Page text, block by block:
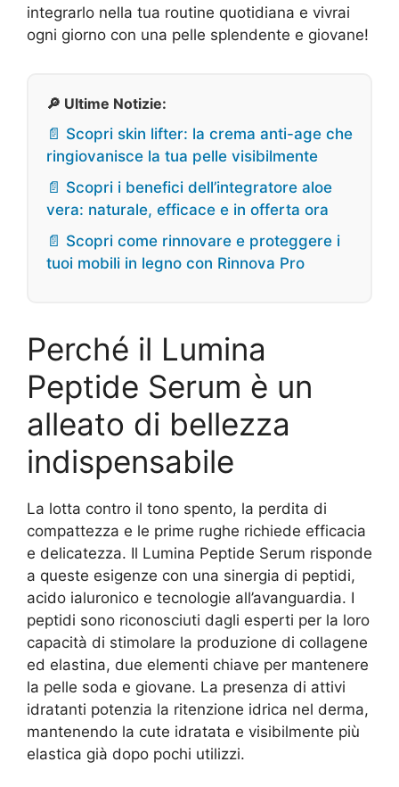
integrarlo nella tua routine quotidiana e vivrai
ogni giorno con una pelle splendente e giovane!
🔎 Ultime Notizie:
📄 Scopri skin lifter: la crema anti-age che
ringiovanisce la tua pelle visibilmente
📄 Scopri i benefici dell’integratore aloe
vera: naturale, efficace e in offerta ora
📄 Scopri come rinnovare e proteggere i
tuoi mobili in legno con Rinnova Pro
Perché il Lumina
Peptide Serum è un
alleato di bellezza
indispensabile
La lotta contro il tono spento, la perdita di
compattezza e le prime rughe richiede efficacia
e delicatezza. Il Lumina Peptide Serum risponde
a queste esigenze con una sinergia di peptidi,
acido ialuronico e tecnologie all’avanguardia. I
peptidi sono riconosciuti dagli esperti per la loro
capacità di stimolare la produzione di collagene
ed elastina, due elementi chiave per mantenere
la pelle soda e giovane. La presenza di attivi
idratanti potenzia la ritenzione idrica nel derma,
mantenendo la cute idratata e visibilmente più
elastica già dopo pochi utilizzi.